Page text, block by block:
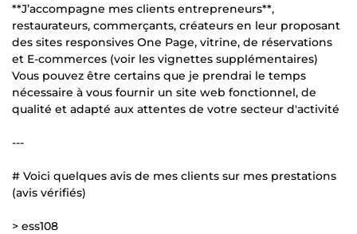
**J’accompagne mes clients entrepreneurs**,
restaurateurs, commerçants, créateurs en leur proposant
des sites responsives One Page, vitrine, de réservations
et E-commerces (voir les vignettes supplémentaires)
Vous pouvez être certains que je prendrai le temps
nécessaire à vous fournir un site web fonctionnel, de
qualité et adapté aux attentes de votre secteur d'activité
---
# Voici quelques avis de mes clients sur mes prestations
(avis vérifiés)
> ess108